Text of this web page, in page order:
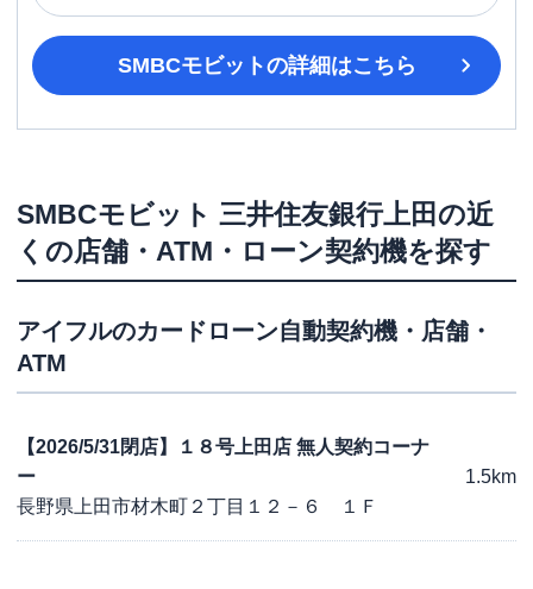
SMBCモビットの詳細はこちら
SMBCモビット 三井住友銀行上田 の近
くの店舗・ATM・ローン契約機を探す
アイフルのカードローン自動契約機・店舗・
ATM
【2026/5/31閉店】１８号上田店 無人契約コーナ
ー
長野県上田市材木町２丁目１２－６ １Ｆ
1.5km